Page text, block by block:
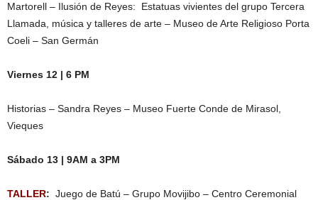
Martorell – Ilusión de Reyes: Estatuas vivientes del grupo Tercera
Llamada, música y talleres de arte – Museo de Arte Religioso Porta
Coeli – San Germán
Viernes 12 | 6 PM
Historias – Sandra Reyes – Museo Fuerte Conde de Mirasol,
Vieques
Sábado 13 | 9AM a 3PM
TALLER: Juego de Batú – Grupo Movijibo – Centro Ceremonial